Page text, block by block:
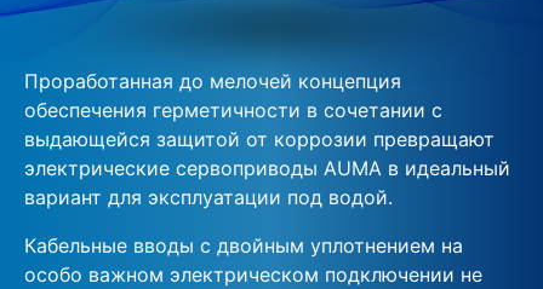
Проработанная до мелочей концепция
обеспечения герметичности в сочетании с
выдающейся защитой от коррозии превращают
электрические сервоприводы AUMA в идеальный
вариант для эксплуатации под водой.
Кабельные вводы с двойным уплотнением на
особо важном электрическом подключении не